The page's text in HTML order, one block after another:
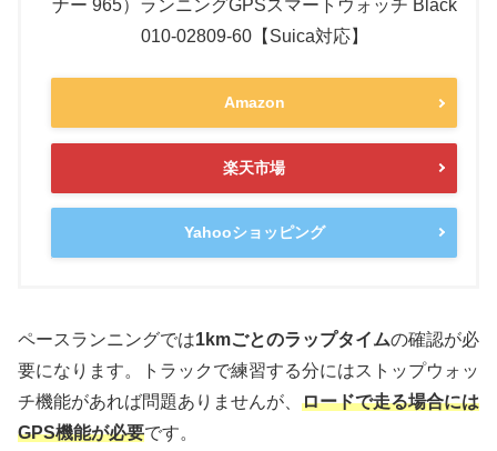
ナー 965）ランニングGPSスマートウォッチ Black
010-02809-60【Suica対応】
Amazon
楽天市場
Yahooショッピング
ペースランニングでは1kmごとのラップタイムの確認が必
要になります。トラックで練習する分にはストップウォッ
チ機能があれば問題ありませんが、 ロードで走る場合には
GPS機能が必要です。